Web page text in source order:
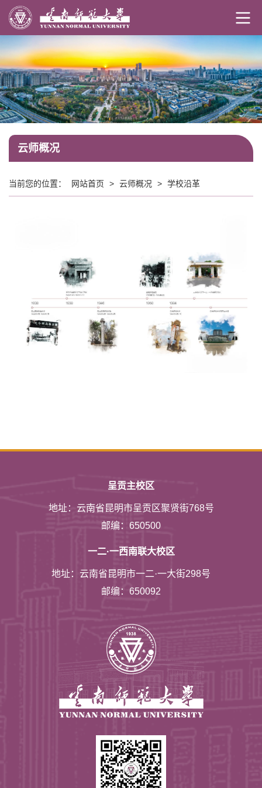
云师概况
当前您的位置： 网站首页 > 云师概况 > 学校沿革
呈贡主校区
地址：云南省昆明市呈贡区聚贤街768号
邮编：650500
一二·一西南联大校区
地址：云南省昆明市一二·一大街298号
邮编：650092